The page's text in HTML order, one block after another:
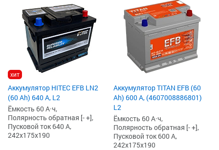
хит
Аккумулятор HITEC EFB LN2
(60 Ah) 640 А, L2
Ёмкость 60 А·ч,
Полярность обратная [- +],
Пусковой ток 640 А,
242x175x190
Аккумулятор TITAN EFB (60
Ah) 600 А, (4607008886801)
L2
Ёмкость 60 А·ч,
Полярность обратная [- +],
Пусковой ток 600 А,
242x175x190